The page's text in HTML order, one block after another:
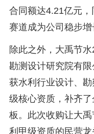
合同额达4.21亿元
赛道成为公司稳步增
除此之外，大禹节
勘测设计研究院有
获水利行业设计、
级核心资质，补齐
板。此次收购让大
利甲级资质的民营